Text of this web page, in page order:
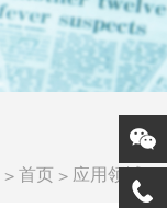
> 首页> 应用领域